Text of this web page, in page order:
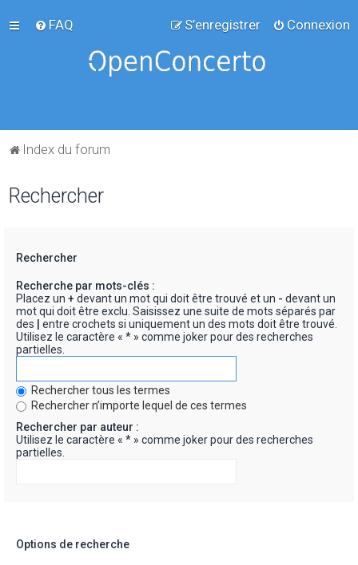
FAQ Connexion
S’enregistrer
Index du forum
Rechercher
Rechercher
Recherche par mots-clés :
Placez un + devant un mot qui doit être trouvé et un - devant un
mot qui doit être exclu. Saisissez une suite de mots séparés par
des
entre crochets si uniquement un des mots doit être trouvé.
Utilisez le caractère « * » comme joker pour des recherches
partielles.
Rechercher tous les termes
Rechercher n’importe lequel de ces termes
Rechercher par auteur :
Utilisez le caractère « * » comme joker pour des recherches
partielles.
Options de recherche